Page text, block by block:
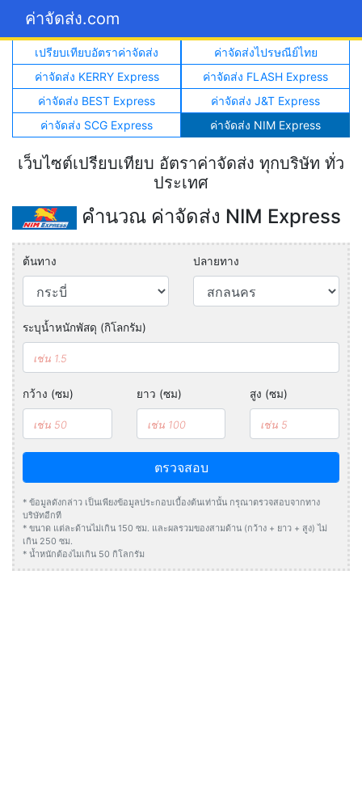
ค่าจัดส่ง.com
เปรียบเทียบอัตราค่าจัดส่ง
ค่าจัดส่งไปรษณีย์ไทย
ค่าจัดส่ง KERRY Express
ค่าจัดส่ง FLASH Express
ค่าจัดส่ง BEST Express
ค่าจัดส่ง J&T Express
ค่าจัดส่ง SCG Express
ค่าจัดส่ง NIM Express
เว็บไซต์เปรียบเทียบ อัตราค่าจัดส่ง ทุกบริษัท ทั่ว
ประเทศ
คำนวณ ค่าจัดส่ง NIM Express
ต้นทาง ปลายทาง
ระบุน้ำหนักพัสดุ (กิโลกรัม)
กว้าง (ซม) ยาว (ซม) สูง (ซม)
ตรวจสอบ
* ข้อมูลดังกล่าว เป็นเพียงข้อมูลประกอบเบื้องต้นเท่านั้น กรุณาตรวจสอบจากทาง
บริษัทอีกที
* ขนาด แต่ละด้านไม่เกิน 150 ซม. และผลรวมของสามด้าน (กว้าง + ยาว + สูง) ไม่
เกิน 250 ซม.
* น้ำหนักต้องไมเกิน 50 กิโลกรัม